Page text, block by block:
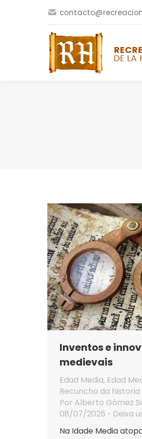
Inventos e
medievais
Edad Media, Edad
Recuncho da historia
Por Alberto Gómez
08/07/2026
Deixa
Na Idade Media